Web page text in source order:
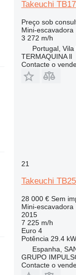
Takeuchi
Preço sob
Mini-escavadora
3 272 m/h
Portugal,
TERMAQUINA ll
Contacte o
21
Takeuchi
28 000 € Sem
Mini-escavadora
2015
7 225 m/h
Euro 4
Potência 29.4
Espanha,
GRUPO
Contacte o